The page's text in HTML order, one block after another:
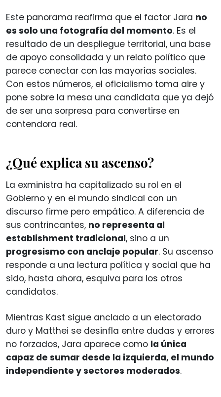
Este panorama reafirma que el factor Jara no
es solo una fotografía del momento. Es el
resultado de un despliegue territorial, una base
de apoyo consolidada y un relato político que
parece conectar con las mayorías sociales.
Con estos números, el oficialismo toma aire y
pone sobre la mesa una candidata que ya dejó
de ser una sorpresa para convertirse en
contendora real.
¿Qué explica su ascenso?
La exministra ha capitalizado su rol en el
Gobierno y en el mundo sindical con un
discurso firme pero empático. A diferencia de
sus contrincantes, no representa al
establishment tradicional, sino a un
progresismo con anclaje popular. Su ascenso
responde a una lectura política y social que ha
sido, hasta ahora, esquiva para los otros
candidatos.
Mientras Kast sigue anclado a un electorado
duro y Matthei se desinfla entre dudas y errores
no forzados, Jara aparece como la única
capaz de sumar desde la izquierda, el mundo
independiente y sectores moderados.